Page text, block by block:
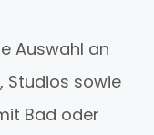
Auswahl an
Studios sowie
Bad oder